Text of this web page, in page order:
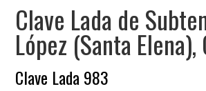
Clave Lada de
López (Santa Elena),
Clave Lada 983